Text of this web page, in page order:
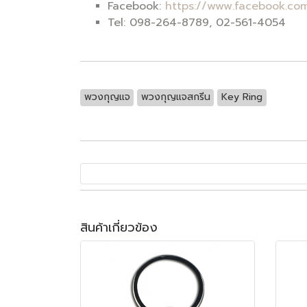
Facebook: https://
Tel: 098-264-8789, 02-561-4054
พวงกุญแจ พวงกุญแจสกรีน Key Ring
สินค้าเกี่ยวข้อง